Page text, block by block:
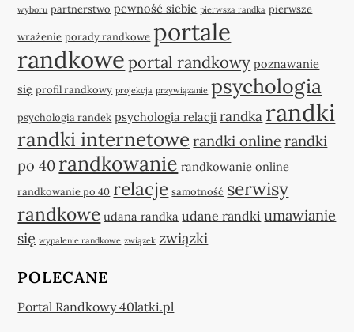
wyboru partnerstwo pewność siebie pierwsza randka pierwsze
wrażenie porady randkowe portale
randkowe portal randkowy poznawanie
się profil randkowy projekcja przywiązanie psychologia
psychologia randek psychologia relacji randka randki
randki internetowe randki online randki
po 40 randkowanie randkowanie online
randkowanie po 40 relacje samotność serwisy
randkowe udana randka udane randki umawianie
się wypalenie randkowe związek związki
POLECANE
Portal Randkowy 40latki.pl